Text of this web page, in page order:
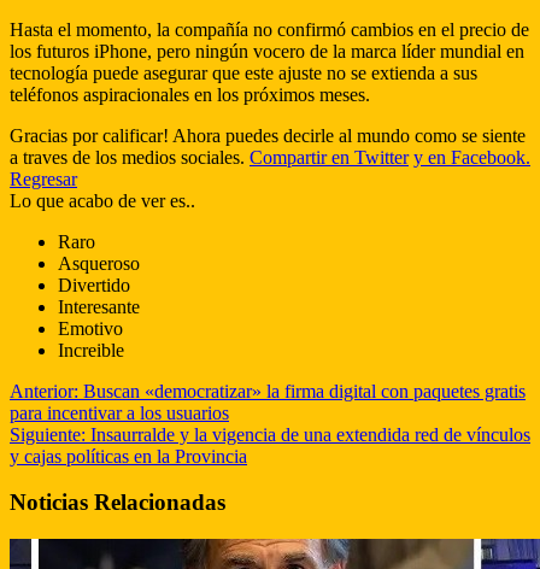
Hasta el momento, la compañía no confirmó cambios en el precio de
los futuros iPhone, pero ningún vocero de la marca líder mundial en
tecnología puede asegurar que este ajuste no se extienda a sus
teléfonos aspiracionales en los próximos meses.
Gracias por calificar! Ahora puedes decirle al mundo como se siente
a traves de los medios sociales. Compartir en Twitter y en Facebook.
Regresar
Lo que acabo de ver es..
Raro
Asqueroso
Divertido
Interesante
Emotivo
Increible
Anterior: Buscan «democratizar» la firma digital con paquetes gratis
para incentivar a los usuarios
Siguiente: Insaurralde y la vigencia de una extendida red de vínculos
y cajas políticas en la Provincia
Noticias Relacionadas